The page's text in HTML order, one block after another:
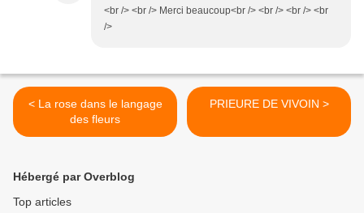
<br /> <br /> Merci beaucoup<br /> <br /> <br /> <br
/>
< La rose dans le langage
des fleurs
PRIEURE DE VIVOIN >
Hébergé par Overblog
Top articles